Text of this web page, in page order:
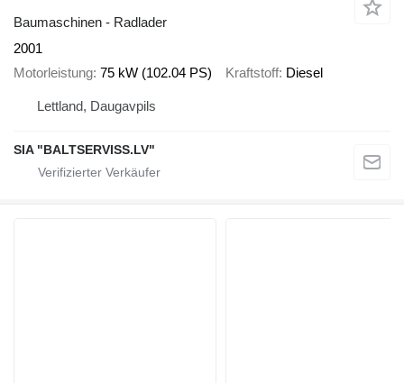
Baumaschinen - Radlader
2001
Motorleistung 75 kW (102.04 PS) Kraftstoff Diesel
Lettland, Daugavpils
SIA "BALTSERVISS.LV"